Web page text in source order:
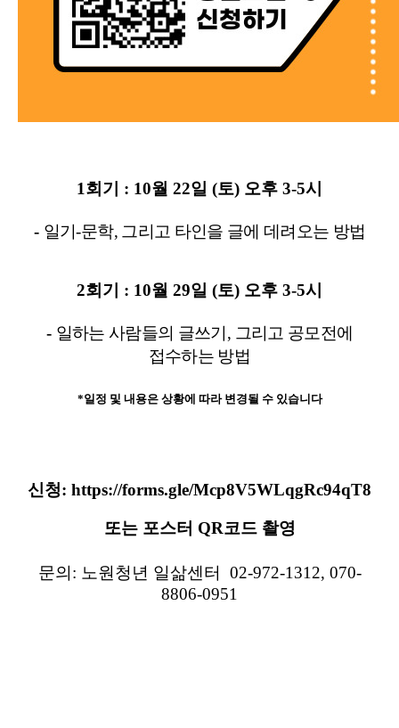
1회기 : 10월 22일 (토) 오후 3-5시
- 일기-문학, 그리고 타인을 글에 데려오는 방법
2회기 : 10월 29일 (토) 오후 3-5시
- 일하는 사람들의 글쓰기 , 그리고 공모전에
접수하는 방법
*일정 및 내용은 상황에 따라 변경될 수 있습니다
신청: https://forms.gle/Mcp8V5WLqgRc94qT8
또는 포스터 QR코드 촬영
문의: 노원청년 일삶센터 02-972-1312, 070-
8806-0951